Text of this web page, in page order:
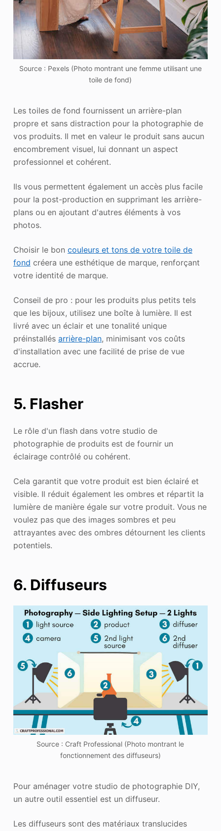
Source : Pexels (Photo montrant une femme utilisant une
toile de fond)
Les toiles de fond fournissent un arrière-plan
propre et sans distraction pour la photographie de
vos produits. Il met en valeur le produit sans aucun
encombrement visuel, lui donnant un aspect
professionnel et cohérent.
Ils vous permettent également un accès plus facile
pour la post-production en supprimant les arrière-
plans ou en ajoutant d'autres éléments à vos
photos.
Choisir le bon couleurs et tons de votre toile de
fond créera une esthétique de marque, renforçant
votre identité de marque.
Conseil de pro : pour les produits plus petits tels
que les bijoux, utilisez une boîte à lumière. Il est
livré avec un éclair et une tonalité unique
préinstallés arrière-plan, minimisant vos coûts
d'installation avec une facilité de prise de vue
accrue.
5. Flasher
Le rôle d'un flash dans votre studio de
photographie de produits est de fournir un
éclairage contrôlé ou cohérent.
Cela garantit que votre produit est bien éclairé et
visible. Il réduit également les ombres et répartit la
lumière de manière égale sur votre produit. Vous ne
voulez pas que des images sombres et peu
attrayantes avec des ombres détournent les clients
potentiels.
6. Diffuseurs
Source : Craft Professional (Photo montrant le
fonctionnement des diffuseurs)
Pour aménager votre studio de photographie DIY,
un autre outil essentiel est un diffuseur.
Les diffuseurs sont des matériaux translucides